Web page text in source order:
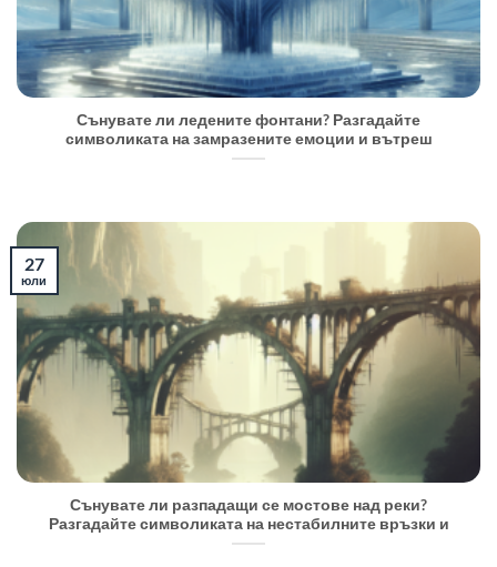
Сънувате ли ледените фонтани? Разгадайте
символиката на замразените емоции и вътреш
Сънувате ли разпадащи се мостове над реки?
Разгадайте символиката на нестабилните връзки и
27
юли